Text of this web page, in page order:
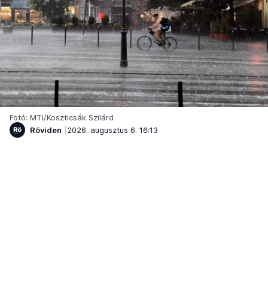
Fotó: MTI/Koszticsák Szilárd
Röviden
2026. augusztus 6. 16:13